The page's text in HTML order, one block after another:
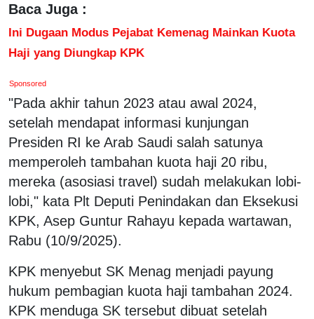
Baca Juga :
Ini Dugaan Modus Pejabat Kemenag Mainkan Kuota
Haji yang Diungkap KPK
Sponsored
"Pada akhir tahun 2023 atau awal 2024,
setelah mendapat informasi kunjungan
Presiden RI ke Arab Saudi salah satunya
memperoleh tambahan kuota haji 20 ribu,
mereka (asosiasi travel) sudah melakukan lobi-
lobi," kata Plt Deputi Penindakan dan Eksekusi
KPK, Asep Guntur Rahayu kepada wartawan,
Rabu (10/9/2025).
KPK menyebut SK Menag menjadi payung
hukum pembagian kuota haji tambahan 2024.
KPK menduga SK tersebut dibuat setelah